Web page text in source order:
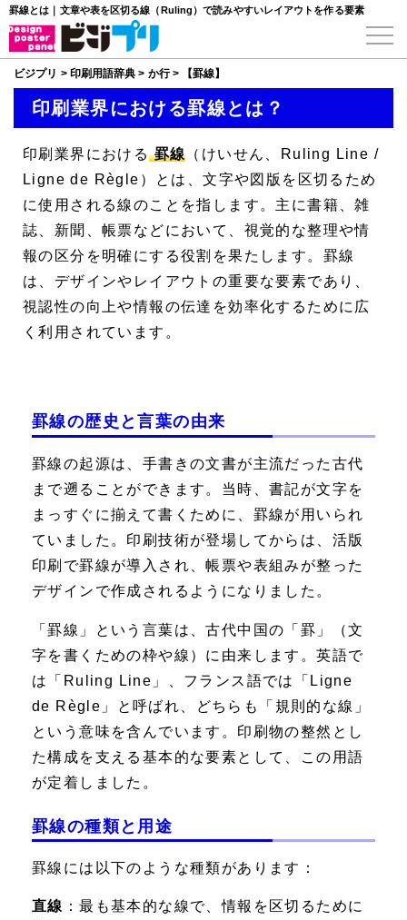
罫線とは｜文章や表を区切る線（Ruling）で読みやすいレイアウトを作る要素
ビジプリ > 印刷用語辞典 > か行> 【罫線】
印刷業界における罫線とは？
印刷業界における罫線 （けいせん、 Ruling Line /
Ligne de Règle ）とは、文字や図版を区切るため
に使用される線のことを指します。主に書籍、雑
誌、新聞、帳票などにおいて、視覚的な整理や情
報の区分を明確にする役割を果たします。罫線
は、デザインやレイアウトの重要な要素であり、
視認性の向上や情報の伝達を効率化するために広
く利用されています。
罫線の歴史と言葉の由来
罫線の起源は、手書きの文書が主流だった古代
まで遡ることができます。当時、書記が文字を
まっすぐに揃えて書くために、罫線が用いられ
ていました。印刷技術が登場してからは、活版
印刷で罫線が導入され、帳票や表組みが整った
デザインで作成されるようになりました。
「罫線」という言葉は、古代中国の「罫」（文
字を書くための枠や線）に由来します。英語で
は「Ruling Line」、フランス語では「Ligne
de Règle」と呼ばれ、どちらも「規則的な線」
という意味を含んでいます。印刷物の整然とし
た構成を支える基本的な要素として、この用語
が定着しました。
罫線の種類と用途
罫線には以下のような種類があります：
直線 ：最も基本的な線で、情報を区切るために